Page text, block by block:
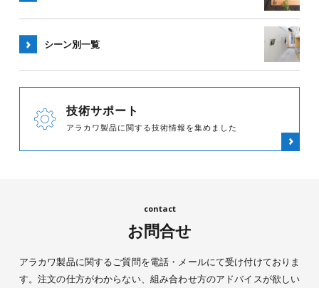
シーン別一覧
技術サポート
アラカワ製品に関する技術情報を集めました
お問合せ
アラカワ製品に関するご質問を電話・メールにて受け付けておりま
す。注文の仕方がわからない、組み合わせ方のアドバイスが欲しい